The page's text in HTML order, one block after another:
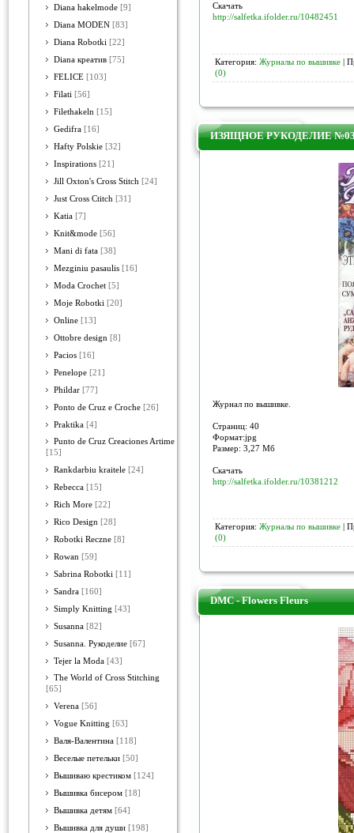
Diana hakelmode [9]
Diana MODEN [83]
Diana Robotki [22]
Diana креатив [75]
FELICE [103]
Filati [56]
Filethakeln [15]
Gedifra [16]
Hafty Polskie [32]
Inspirations [21]
Jill Oxton's Cross Stitch [24]
Just Cross Ctitch [31]
Katia [7]
Knit&mode [56]
Mani di fata [38]
Mezginiu pasaulis [16]
Moda Crochet [5]
Moje Robotki [20]
Online [13]
Ottobre design [8]
Pacios [16]
Penelope [21]
Phildar [77]
Ponto de Cruz e Croche [26]
Praktika [4]
Punto de Cruz Creaciones Artime
[15]
Rankdarbiu kraitele [24]
Rebecca [15]
Rich More [22]
Rico Design [28]
Robotki Reczne [8]
Rowan [59]
Sabrina Robotki [11]
Sandra [160]
Simply Knitting [43]
Susanna [82]
Susanna. Рукоделие [67]
Tejer la Moda [43]
The World of Cross Stitching
[65]
Verena [56]
Vogue Knitting [63]
Валя-Валентина [118]
Веселые петельки [50]
Вышиваю крестиком [124]
Вышивка бисером [18]
Вышивка детям [64]
Вышивка для души [198]
Скачать
http://salfetka.ifolder.ru/10482451
Категория: Журналы по вышивке |
(0)
ИЗЯЩНОЕ РУКОДЕЛИЕ №03,
Журнал по вышивке.
Страниц: 40
Формат:jpg
Размер: 3,27 Мб
Скачать
http://salfetka.ifolder.ru/10381212
Категория: Журналы по вышивке |
(0)
DMC - Flowers Fleurs